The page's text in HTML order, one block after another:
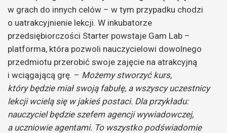
w grach do innych celów – w tym przypadku chodzi
o uatrakcyjnienie lekcji. W inkubatorze
przedsiębiorczości Starter powstaje Gam Lab –
platforma, która pozwoli nauczycielowi dowolnego
przedmiotu przerobić swoje zajęcie na atrakcyjną
i wciągającą grę. – Możemy stworzyć kurs,
który będzie miał swoją fabułę, a wszyscy uczestnicy
lekcji wcielą się w jakieś postaci. Dla przykładu:
nauczyciel będzie szefem agencji wywiadowczej,
a uczniowie agentami. To wszystko podświadomie